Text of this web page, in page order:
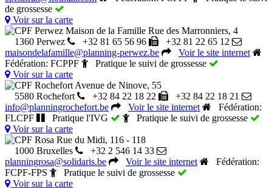
de grossesse
Voir sur la carte
CPF Perwez Maison de la Famille Rue des Marronniers, 4
1360 Perwez
+32 81 65 56 96
+32 81 22 65 12
maisondelafamille@planning-perwez.be
Voir le site internet
Fédération: FCPPF
Pratique le suivi de grossesse
Voir sur la carte
CPF Rochefort Avenue de Ninove, 55
5580 Rochefort
+32 84 22 18 22
+32 84 22 18 21
info@planningrochefort.be
Voir le site internet
Fédération:
FLCPF
Pratique l'IVG
Pratique le suivi de grossesse
Voir sur la carte
CPF Rosa Rue du Midi, 116 - 118
1000 Bruxelles
+32 2 546 14 33
planningrosa@solidaris.be
Voir le site internet
Fédération:
FCPF-FPS
Pratique le suivi de grossesse
Voir sur la carte